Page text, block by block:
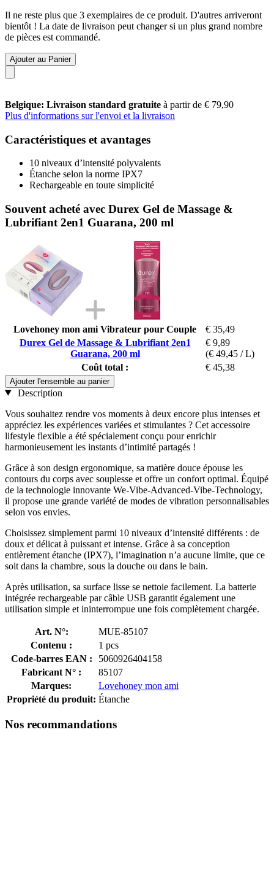
Il ne reste plus que 3 exemplaires de ce produit. D'autres arriveront
bientôt ! La date de livraison peut changer si un plus grand nombre
de pièces est commandé.
Ajouter au Panier
Belgique: Livraison standard gratuite à partir de € 79,90
Plus d'informations sur l'envoi et la livraison
Caractéristiques et avantages
10 niveaux d’intensité polyvalents
Étanche selon la norme IPX7
Rechargeable en toute simplicité
Souvent acheté avec Durex Gel de Massage &
Lubrifiant 2en1 Guarana, 200 ml
Lovehoney mon ami Vibrateur pour Couple
€ 35,49
Durex Gel de Massage & Lubrifiant 2en1
Guarana, 200 ml
€ 9,89
(€ 49,45 / L)
Coût total :
€ 45,38
Ajouter l'ensemble au panier
Description
Vous souhaitez rendre vos moments à deux encore plus intenses et
appréciez les expériences variées et stimulantes ? Cet accessoire
lifestyle flexible a été spécialement conçu pour enrichir
harmonieusement les instants d’intimité partagés !
Grâce à son design ergonomique, sa matière douce épouse les
contours du corps avec souplesse et offre un confort optimal. Équipé
de la technologie innovante We-Vibe-Advanced-Vibe-Technology,
il propose une grande variété de modes de vibration personnalisables
selon vos envies.
Choisissez simplement parmi 10 niveaux d’intensité différents : de
doux et délicat à puissant et intense. Grâce à sa conception
entièrement étanche (IPX7), l’imagination n’a aucune limite, que ce
soit dans la chambre, sous la douche ou dans le bain.
Après utilisation, sa surface lisse se nettoie facilement. La batterie
intégrée rechargeable par câble USB garantit également une
utilisation simple et ininterrompue une fois complètement chargée.
Art. N°:
MUE-85107
Contenu :
1 pcs
Code-barres EAN :
5060926404158
Fabricant N° :
85107
Marques:
Lovehoney mon ami
Propriété du produit: Étanche
Nos recommandations